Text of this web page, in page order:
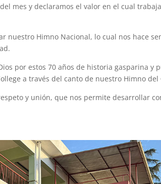
mes y declaramos el valor en el cual
nuestro Himno Nacional, lo cual nos hace
por estos 70 años de historia gasparina y
a través del canto de nuestro Himno del
y unión, que nos permite desarrollar